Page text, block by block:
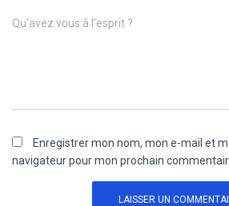
Qu’avez vous à l’esprit ?
Enregistrer mon nom, mon e-mail et
navigateur pour mon prochain